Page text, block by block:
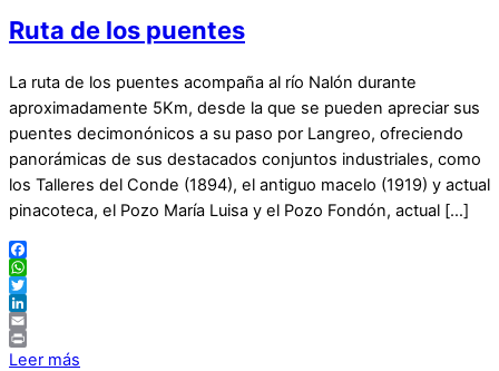
Ruta de los puentes
La ruta de los puentes acompaña al río Nalón durante
aproximadamente 5Km, desde la que se pueden apreciar sus
puentes decimonónicos a su paso por Langreo, ofreciendo
panorámicas de sus destacados conjuntos industriales, como
los Talleres del Conde (1894), el antiguo macelo (1919) y actual
pinacoteca, el Pozo María Luisa y el Pozo Fondón, actual […]
Facebook
WhatsApp
Twitter
LinkedIn
Email
Print
Leer más